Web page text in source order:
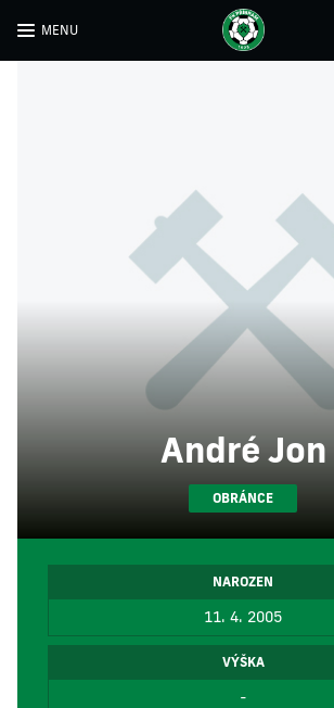
MENU
André Jon
OBRÁNCE
NAROZEN
11. 4. 2005
VÝŠKA
-